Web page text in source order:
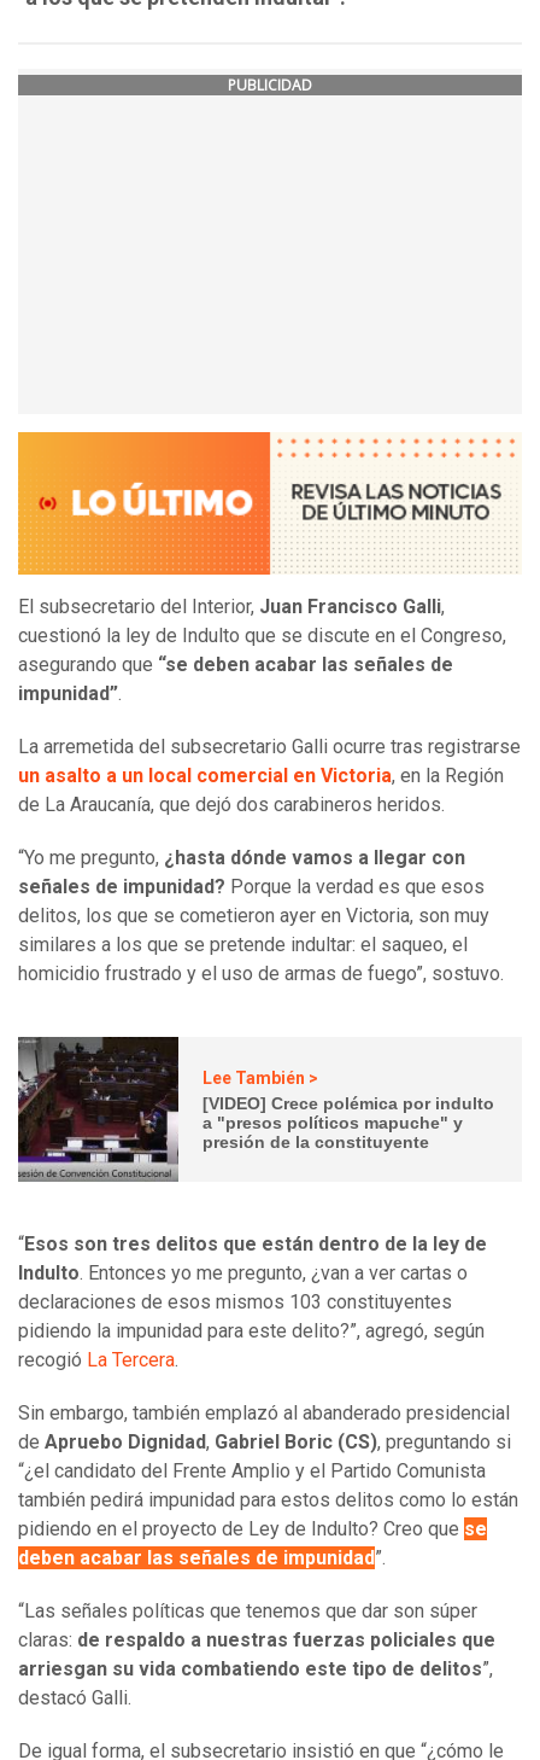
PUBLICIDAD
El subsecretario del Interior, Juan Francisco Galli,
cuestionó la ley de Indulto que se discute en el Congreso,
asegurando que “se deben acabar las señales de
impunidad”.
La arremetida del subsecretario Galli ocurre tras registrarse
un asalto a un local comercial en Victoria, en la Región
de La Araucanía, que dejó dos carabineros heridos.
“Yo me pregunto, ¿hasta dónde vamos a llegar con
señales de impunidad? Porque la verdad es que esos
delitos, los que se cometieron ayer en Victoria, son muy
similares a los que se pretende indultar: el saqueo, el
homicidio frustrado y el uso de armas de fuego”, sostuvo.
Lee También >
[VIDEO] Crece polémica por indulto
a "presos políticos mapuche" y
presión de la constituyente
“Esos son tres delitos que están dentro de la ley de
Indulto. Entonces yo me pregunto, ¿van a ver cartas o
declaraciones de esos mismos 103 constituyentes
pidiendo la impunidad para este delito?”, agregó, según
recogió La Tercera.
Sin embargo, también emplazó al abanderado presidencial
de Apruebo Dignidad, Gabriel Boric (CS), preguntando si
“¿el candidato del Frente Amplio y el Partido Comunista
también pedirá impunidad para estos delitos como lo están
pidiendo en el proyecto de Ley de Indulto? Creo que se
deben acabar las señales de impunidad”.
“Las señales políticas que tenemos que dar son súper
claras: de respaldo a nuestras fuerzas policiales que
arriesgan su vida combatiendo este tipo de delitos”,
destacó Galli.
De igual forma, el subsecretario insistió en que “¿cómo le